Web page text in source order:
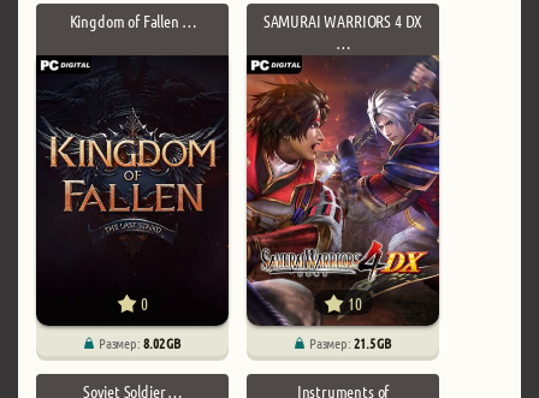
Kingdom of Fallen …
0
Размер:8.02 GB
SAMURAI WARRIORS 4 DX
…
10
Размер:21.5 GB
Soviet Soldier …
Instruments of